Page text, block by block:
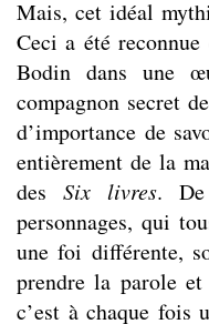
Mais, cet idéal
Ceci a été
Bodin dans une
compagnon secret
d’importance de
entièrement de la
des Six livres. De
personnages, qui
une foi différente,
prendre la parole
c’est à chaque